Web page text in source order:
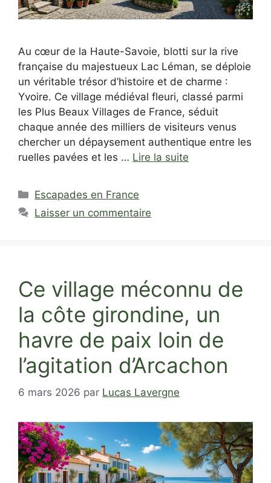
Au cœur de la Haute-Savoie, blotti sur la rive
française du majestueux Lac Léman, se déploie
un véritable trésor d’histoire et de charme :
Yvoire. Ce village médiéval fleuri, classé parmi
les Plus Beaux Villages de France, séduit
chaque année des milliers de visiteurs venus
chercher un dépaysement authentique entre les
ruelles pavées et les … Lire la suite
Catégories
Escapades en France
Laisser un commentaire
Ce village méconnu de
la côte girondine, un
havre de paix loin de
l’agitation d’Arcachon
6 mars 2026 par Lucas Lavergne